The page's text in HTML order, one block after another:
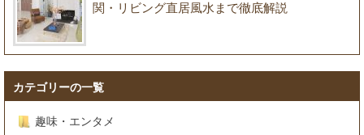
関・リビング直居風水まで徹底解説
カテゴリーの一覧
趣味・エンタメ